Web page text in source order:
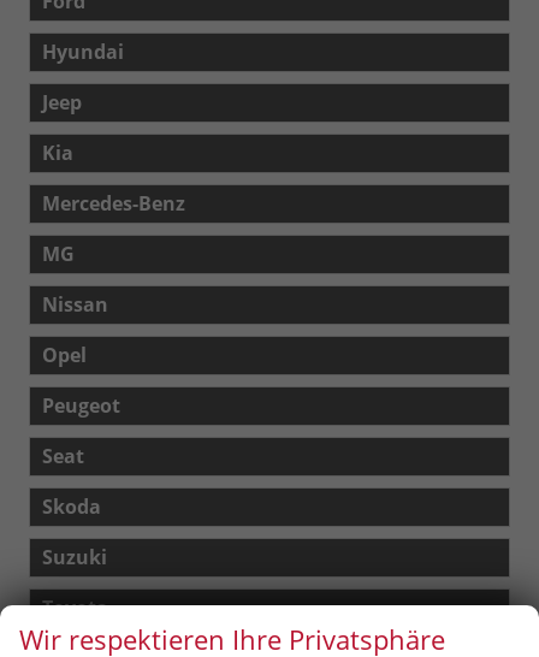
Hyundai
Jeep
Kia
Mercedes-Benz
MG
Nissan
Opel
Peugeot
Seat
Skoda
Suzuki
Toyota
Wir respektieren Ihre Privatsphäre